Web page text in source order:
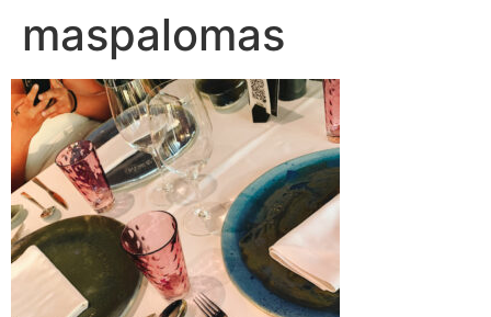
maspalomas